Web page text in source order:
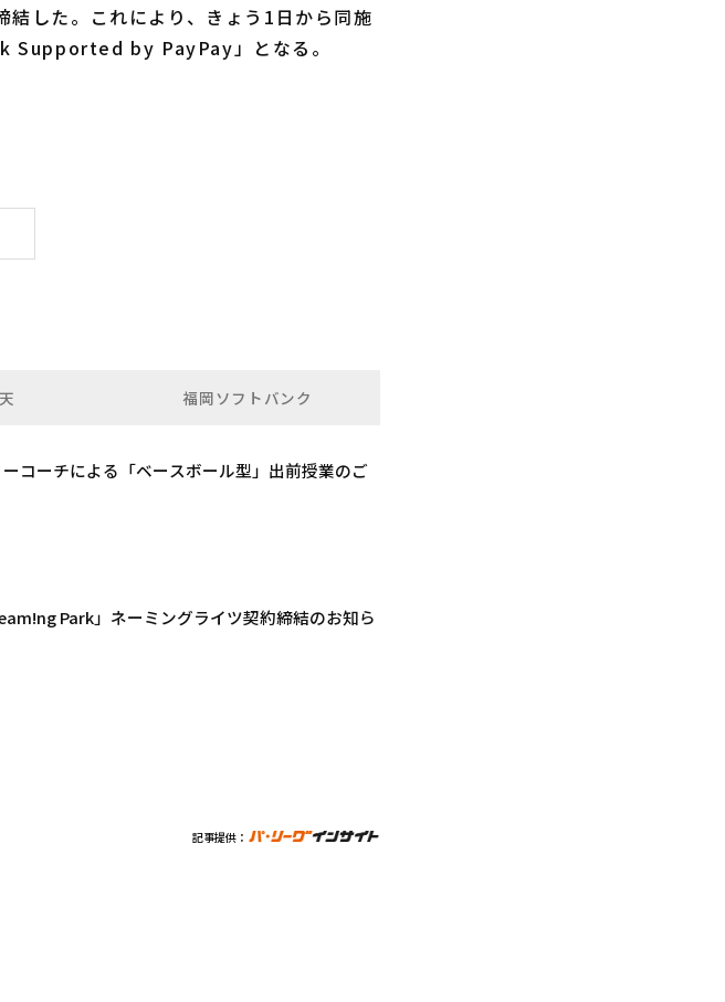
結した。これにより、きょう1日から同施
by PayPay」となる。
福岡ソフトバンク
コーチによる「ベースボール型」出前授業のご
Park」ネーミングライツ契約締結のお知ら
記事提供：